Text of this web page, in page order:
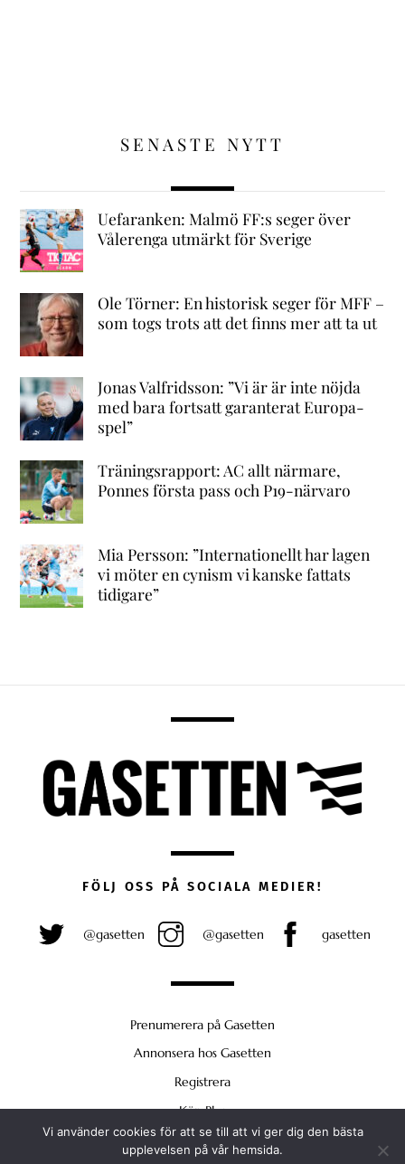
SENASTE NYTT
Uefaranken: Malmö FF:s seger över
Vålerenga utmärkt för Sverige
Ole Törner: En historisk seger för MFF –
som togs trots att det finns mer att ta ut
Jonas Valfridsson: ”Vi är är inte nöjda
med bara fortsatt garanterat Europa-
spel”
Träningsrapport: AC allt närmare,
Ponnes första pass och P19-närvaro
Mia Persson: ”Internationellt har lagen
vi möter en cynism vi kanske fattats
tidigare”
FÖLJ OSS PÅ SOCIALA MEDIER!
@gasetten @gasetten gasetten
Prenumerera på Gasetten
Annonsera hos Gasetten
Registrera
Köp Plus
Vi använder cookies för att se till att vi ger dig den bästa
upplevelsen på vår hemsida.